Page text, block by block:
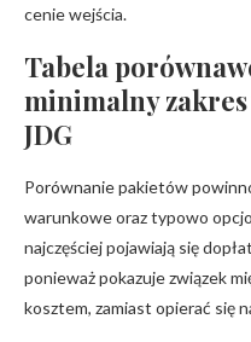
cenie wejścia.
Tabela
minimalny zakres
JDG
Porównanie pakietów
warunkowe oraz typowo
najczęściej pojawiają się
ponieważ pokazuje związek
kosztem, zamiast opierać się